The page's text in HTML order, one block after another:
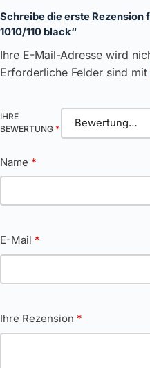
Schreibe die erste Rezension
1010/110 black“
Ihre E-Mail-Adresse wird
Erforderliche Felder sind mit
IHRE
BEWERTUNG *
Name *
E-Mail *
Ihre Rezension *